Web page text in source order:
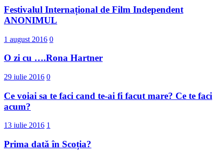
Festivalul Internațional de Film Independent
ANONIMUL
1 august 2016 0
O zi cu ….Rona Hartner
29 iulie 2016 0
Ce voiai sa te faci cand te-ai fi facut mare? Ce te faci
acum?
13 iulie 2016 1
Prima dată în Scoția?